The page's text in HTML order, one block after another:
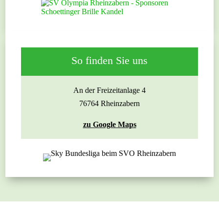
So finden Sie uns
An der Freizeitanlage 4
76764 Rheinzabern
zu Google Maps